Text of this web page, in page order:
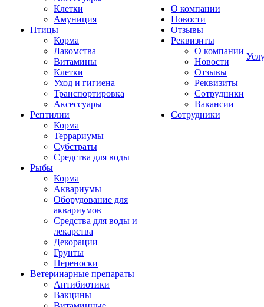
Клетки
Амуниция
Птицы
Корма
Лакомства
Витамины
Клетки
Уход и гигиена
Транспортировка
Аксессуары
Рептилии
Корма
Террариумы
Субстраты
Средства для воды
Рыбы
Корма
Аквариумы
Оборудование для
аквариумов
Средства для воды и
лекарства
Декорации
Грунты
Переноски
Ветеринарные препараты
Антибиотики
Вакцины
О компании
Новости
Отзывы
Реквизиты
О компании
Новости
Отзывы
Реквизиты
Сотрудники
Вакансии
Сотрудники